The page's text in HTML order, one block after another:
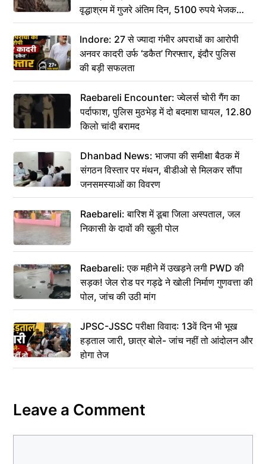
वृद्धाश्रम में गुजरे अंतिम दिन, 5100 रुपये भेजकर
कहा– अंतिम संस्कार कर दीजिए हम नहीं आ पाएंगे
Indore: 27 से ज्यादा गंभीर अपराधों का आरोपी
अनवर कादरी उर्फ ‘डकैत’ गिरफ्तार, इंदौर पुलिस
की बड़ी सफलता
Raebareli Encounter: ज्वेलर्स चोरी गैंग का
पर्दाफाश, पुलिस मुठभेड़ में दो बदमाश घायल, 12.80
किलो चांदी बरामद
Dhanbad News: भाजपा की समीक्षा बैठक में
संगठन विस्तार पर मंथन, बीडीओ से मिलकर सौंपा
जनसमस्याओं का विवरण
Raebareli: बारिश में डूबा जिला अस्पताल, जल
निकासी के दावों की खुली पोल
Raebareli: एक महीने में उखड़ने लगी PWD की
सड़क! जेल रोड पर गड्ढे ने खोली निर्माण गुणवत्ता की
पोल, जांच की उठी मांग
JPSC-JSSC परीक्षा विवाद: 13वें दिन भी भूख
हड़ताल जारी, छात्र बोले- जांच नहीं तो आंदोलन और
होगा तेज
Leave a Comment